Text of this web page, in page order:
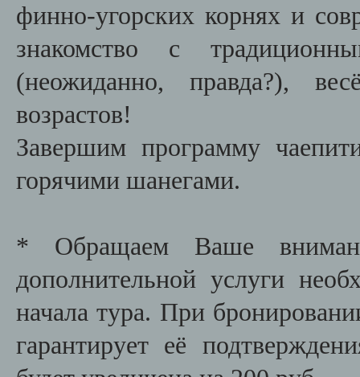
финно-угорских корнях и
знакомство с
(неожиданно, правда?),
возрастов!
Завершим программу
горячими шанегами.
* Обращаем Ваше
дополнительной услуги
начала тура. При
гарантирует её